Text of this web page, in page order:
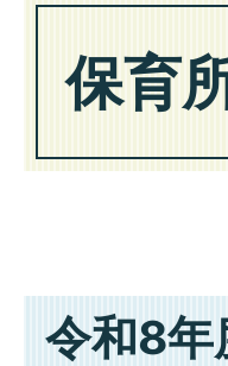
保育
令和8年